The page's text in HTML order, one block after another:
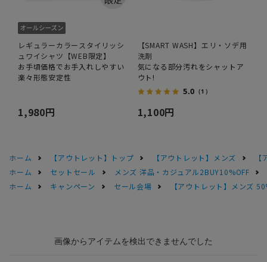
レギュラーカラースタイリッシ
ュワイシャツ【WEB限定】
お手頃価格でお手入れしやすい
楽々形態安定性
1,980円
【SMART WASH】エリ・ソデ用
洗剤
気になる部分汚れをシャットア
ウト!
5.0 （1）
1,100円
ホーム 【アウトレット】トップ 【アウトレット】メンズ
ホーム
セットセール
メンズ 洋品・カジュアル2BUY10%OFF
ホーム
キャンペーン セール会場 【アウトレット】メンズ